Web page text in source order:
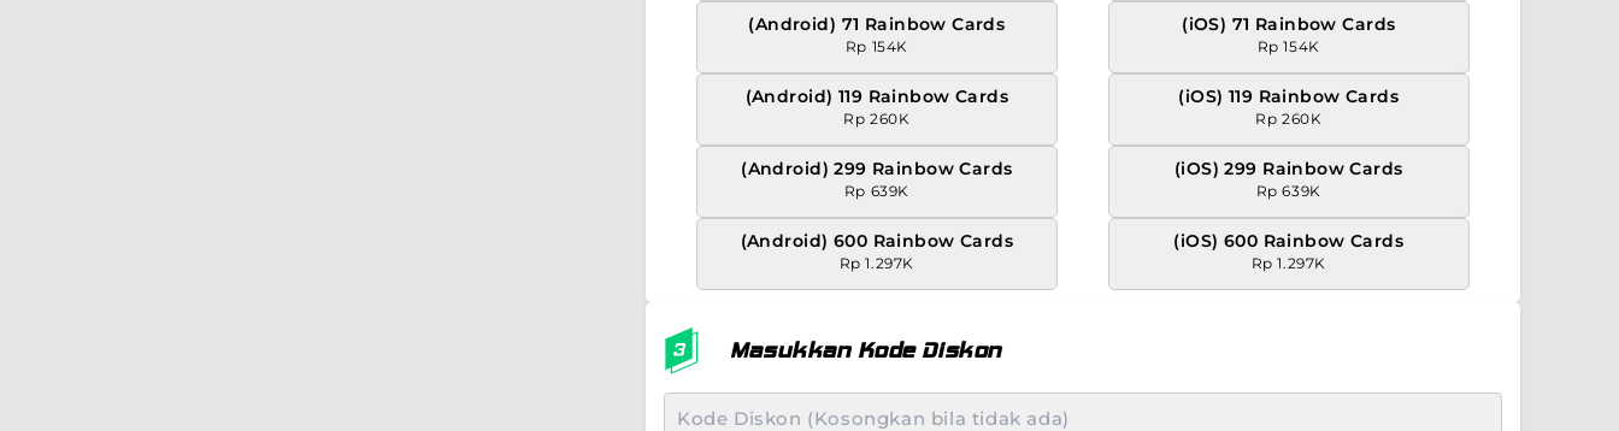
(Android) 71 Rainbow Cards
Rp 154K
(iOS) 71 Rainbow Cards
Rp 154K
(Android) 119 Rainbow Cards
Rp 260K
(iOS) 119 Rainbow Cards
Rp 260K
(Android) 299 Rainbow Cards
Rp 639K
(iOS) 299 Rainbow Cards
Rp 639K
(Android) 600 Rainbow Cards
Rp 1.297K
(iOS) 600 Rainbow Cards
Rp 1.297K
Masukkan Kode Diskon